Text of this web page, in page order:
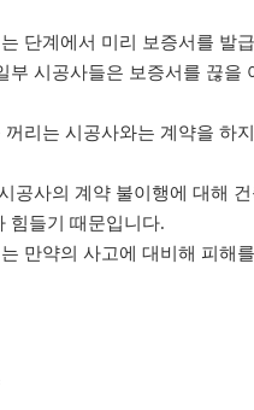
단계에서 미리 보증서를 발
부 시공사들은 보증서를 끊
리는 시공사와는 계약을 하
공사의 계약 불이행에 대해
힘들기 때문입니다.
만약의 사고에 대비해 피해